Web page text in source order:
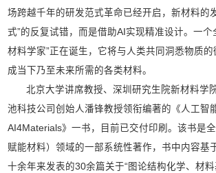
场跨越千年的研发范式革命已经开启，新材料的
式”的反复试错，而是借助AI实现精准设计。一
材料学家”正在诞生，它将与人类共同洞悉物质
成当下乃至未来所需的各类材料。
北京大学讲席教授、深圳研究生院新材料学
池科技公司创始人潘锋教授领衔编著的 《人工智
AI4Materials》一书，目前已交付印刷。该书是
赋能材料）领域的一部系统性著作，书中内容基
十余年来发表的30余篇关于“图论结构化学、材